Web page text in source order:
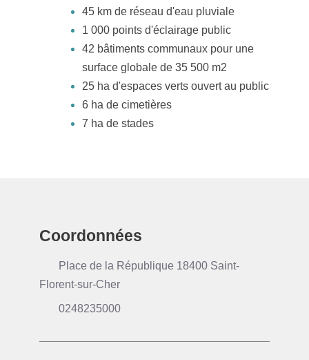
45 km de réseau d'eau pluviale
1 000 points d'éclairage public
42 bâtiments communaux pour une
surface globale de 35 500 m2
25 ha d'espaces verts ouvert au public
6 ha de cimetières
7 ha de stades
Coordonnées
Place de la République 18400 Saint-
Florent-sur-Cher
0248235000